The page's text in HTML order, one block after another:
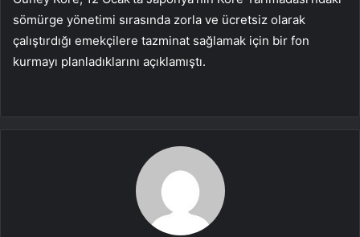
sömürge yönetimi sırasında zorla ve ücretsiz olarak
çalıştırdığı emekçilere tazminat sağlamak için bir fon
kurmayı planladıklarını açıklamıştı.